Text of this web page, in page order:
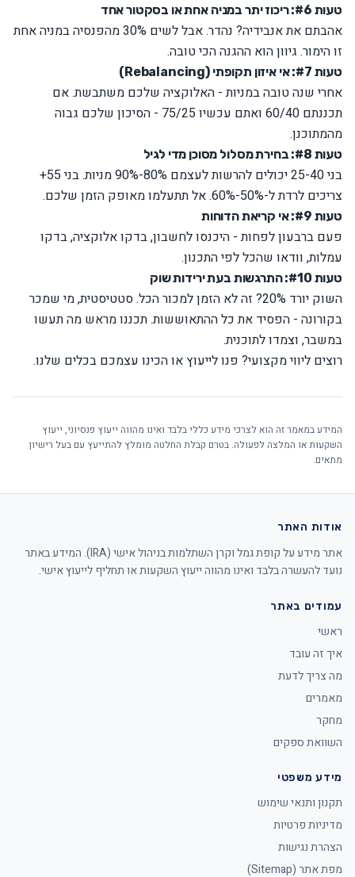
טעות #6: ריכוז יתר במניה אחת או בסקטור אחד
אהבתם את אנבידיה? נהדר. אבל לשים 30% מהפנסיה במניה אחת
זו הימור. גיוון הוא ההגנה הכי טובה.
טעות #7: אי איזון תקופתי (Rebalancing)
אחרי שנה טובה במניות - האלוקציה שלכם משתבשת. אם
תכננתם 60/40 ואתם עכשיו 75/25 - הסיכון שלכם גבוה
מהמתוכנן.
טעות #8: בחירת מסלול מסוכן מדי לגיל
בני 25-40 יכולים להרשות לעצמם 80%-90% מניות. בני 55+
צריכים לרדת ל-50%-60%. אל תתעלמו מאופק הזמן שלכם.
טעות #9: אי קריאת הדוחות
פעם ברבעון לפחות - היכנסו לחשבון, בדקו אלוקציה, בדקו
עמלות, וודאו שהכל לפי התכנון.
טעות #10: התרגשות בעת ירידות שוק
השוק יורד 20%? זה לא הזמן למכור הכל. סטטיסטית, מי שמכר
בקורונה - הפסיד את כל ההתאוששות. תכננו מראש מה תעשו
במשבר, וצמדו לתוכנית.
רוצים ליווי מקצועי? פנו לייעוץאו הכינו עצמכם בכלים שלנו.
המידע במאמר זה הוא לצרכי מידע כללי בלבד ואינו מהווה ייעוץ פנסיוני, ייעוץ
השקעות או המלצה לפעולה. בטרם קבלת החלטה מומלץ להתייעץ עם בעל רישיון
מתאים.
אודות האתר
אתר מידע על קופת גמל וקרן השתלמות בניהול אישי (IRA). המידע באתר
נועד להעשרה בלבד ואינו מהווה ייעוץ השקעות או תחליף לייעוץ אישי.
עמודים באתר
ראשי
איך זה עובד
מה צריך לדעת
מאמרים
מחקר
השוואת ספקים
מידע משפטי
תקנון ותנאי שימוש
מדיניות פרטיות
הצהרת נגישות
מפת אתר (Sitemap)